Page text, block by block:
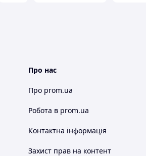
Про нас
Про prom.ua
Робота в prom.ua
Контактна інформація
Захист прав на контент